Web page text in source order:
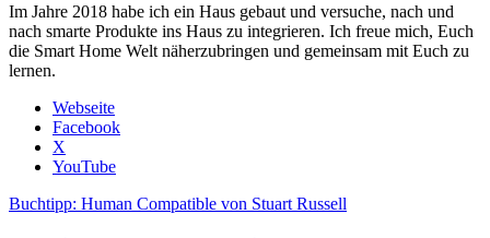
Im Jahre 2018 habe ich ein Haus gebaut und versuche, nach und
nach smarte Produkte ins Haus zu integrieren. Ich freue mich, Euch
die Smart Home Welt näherzubringen und gemeinsam mit Euch zu
lernen.
Webseite
Facebook
X
YouTube
Buchtipp: Human Compatible von Stuart Russell